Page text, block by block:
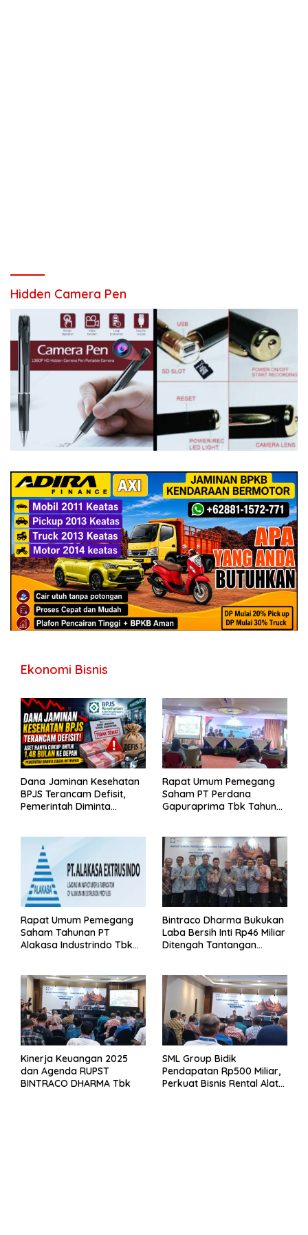
Hidden Camera Pen
Ekonomi Bisnis
Dana Jaminan Kesehatan
BPJS Terancam Defisit,
Pemerintah Diminta
Rapat Umum Pemegang
Saham PT Perdana
Gapuraprima Tbk Tahun
Rapat Umum Pemegang
Saham Tahunan PT
Alakasa Industrindo Tbk
Bintraco Dharma Bukukan
Laba Bersih Inti Rp46 Miliar
Ditengah Tantangan
Kinerja Keuangan 2025
dan Agenda RUPST
BINTRACO DHARMA Tbk
SML Group Bidik
Pendapatan Rp500 Miliar,
Perkuat Bisnis Rental Alat